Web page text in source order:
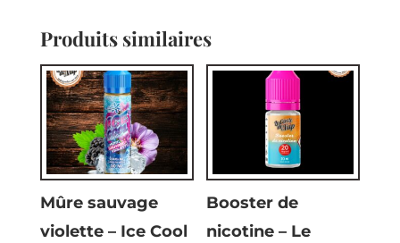
Produits similaires
Mûre sauvage
violette – Ice Cool
Booster de
nicotine – Le